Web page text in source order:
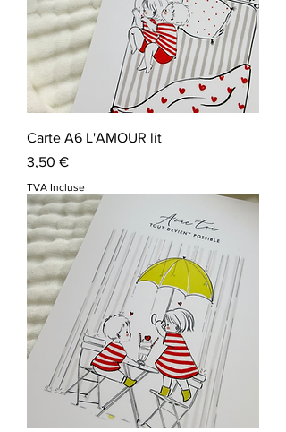
Carte A6 L'AMOUR lit
Prix
3,50 €
TVA Incluse